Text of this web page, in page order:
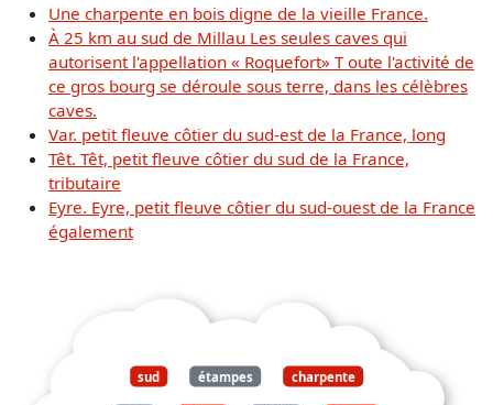
Une charpente en bois digne de la vieille France.
À 25 km au sud de Millau Les seules caves qui
autorisent l'appellation « Roquefort» T oute l'activité de
ce gros bourg se déroule sous terre, dans les célèbres
caves.
Var. petit fleuve côtier du sud-est de la France, long
Têt. Têt, petit fleuve côtier du sud de la France,
tributaire
Eyre. Eyre, petit fleuve côtier du sud-ouest de la France
également
sud étampes charpente